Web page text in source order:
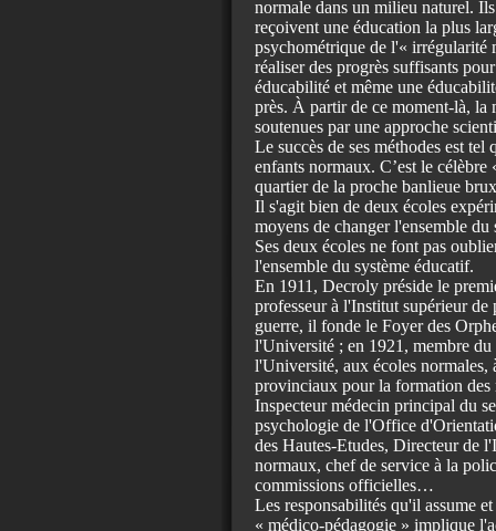
normale dans un milieu naturel.
reçoivent une éducation la plus
psychométrique de l'« irrégularité
réaliser des progrès suffisants
éducabilité et même une
près. À partir de ce moment-là, la
soutenues par une approche
Le succès de ses méthodes est
enfants normaux. C’est le
quartier de la proche banlieue
Il s'agit bien de deux écoles
moyens de changer l'ensemble du
Ses deux écoles ne font pas
l'ensemble du système éducatif.
En 1911, Decroly préside le
professeur à l'Institut supérieur
guerre, il fonde le Foyer des
l'Université ; en 1921, membre
l'Université, aux écoles
provinciaux pour la formation des
Inspecteur médecin principal du
psychologie de l'Office
des Hautes-Etudes, Directeur de
normaux, chef de service à la
commissions officielles…
Les responsabilités qu'il assume
« médico-pédagogie » implique